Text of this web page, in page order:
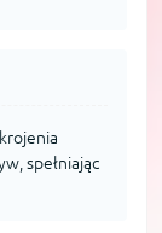
spełniając